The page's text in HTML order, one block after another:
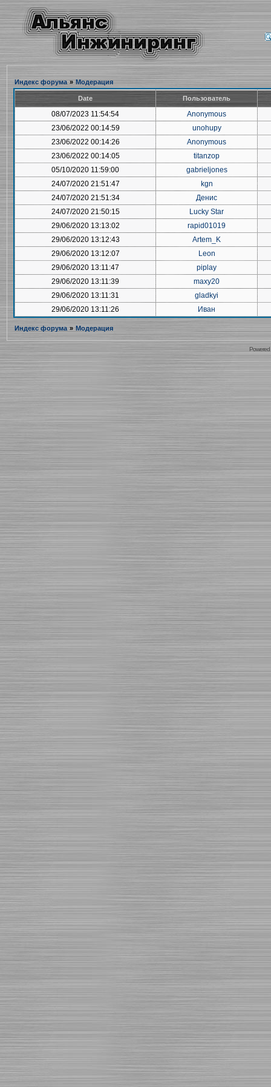
Индекс форума » Модерация
Date Пользователь
08/07/2023 11:54:54
Anonymous
23/06/2022 00:14:59
unohupy
23/06/2022 00:14:26
Anonymous
23/06/2022 00:14:05
titanzop
05/10/2020 11:59:00
gabrieljones
24/07/2020 21:51:47
kgn
24/07/2020 21:51:34
Денис
24/07/2020 21:50:15
Lucky Star
29/06/2020 13:13:02
rapid01019
29/06/2020 13:12:43
Artem_K
29/06/2020 13:12:07
Leon
29/06/2020 13:11:47
piplay
29/06/2020 13:11:39
maxy20
29/06/2020 13:11:31
gladkyi
29/06/2020 13:11:26
Иван
Индекс форума » Модерация